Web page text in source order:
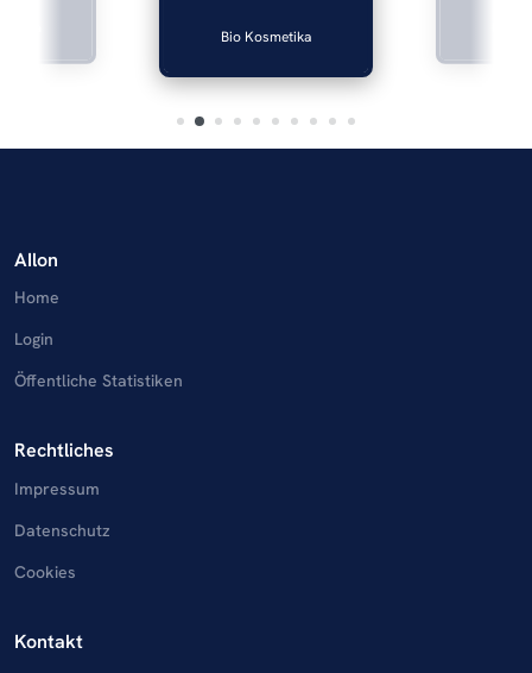
Bio Kosmetika
AIlon
Home
Login
Öffentliche Statistiken
Rechtliches
Impressum
Datenschutz
Cookies
Kontakt